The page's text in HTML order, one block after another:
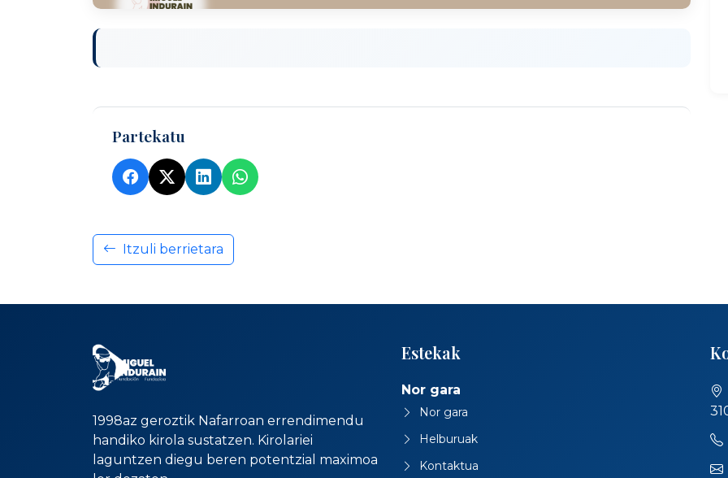
Partekatu
Itzuli berrietara
1998az geroztik Nafarroan errendimendu
handiko kirola sustatzen. Kirolariei
laguntzen diegu beren potentzial maximoa
Estekak
Nor gara
Nor gara
Helburuak
Kontaktua